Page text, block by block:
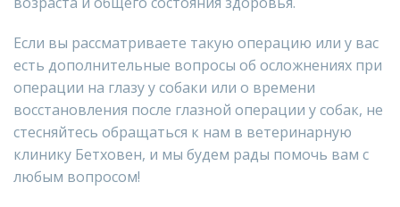
Если вы рассматриваете такую операцию или у вас
есть дополнительные вопросы об осложнениях при
операции на глазу у собаки или о времени
восстановления после глазной операции у собак, не
стесняйтесь обращаться к нам в ветеринарную
клинику Бетховен, и мы будем рады помочь вам с
любым вопросом!